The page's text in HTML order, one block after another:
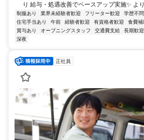
り 給与・処遇改善でベースアップ実施✨ よ
制服あり 業界未経験者歓迎 フリーター歓迎 学歴不問
住宅手当あり
午前 経験者歓迎 有資格者歓迎 食費補
賞与あり
オープニングスタッフ 交通費支給 長期歓迎
深夜
正社員